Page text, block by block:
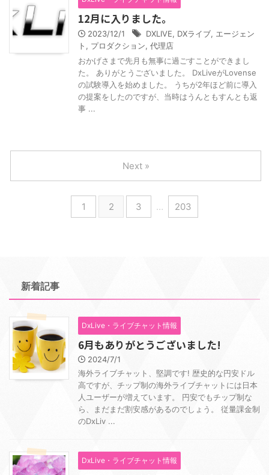
12月に入りました。
2023/12/1 DXLIVE, DXライブ, エージェン
ト , プロダクション, 代理店
おかげさまで先月も無事に過ごすことができまし
た。 ありがとうございました。 DxLiveがLovense
の試験導入を始めました。 うちが2年ほど前に導入
の提案をしたのですが、当時はうんともすんとも返
事 ...
1 2 3 … 203
Next »
新着記事
DxLive・ライブチャット情報
6月もありがとうございました!
2024/7/1
海外ライブチャット、堅調です! 歴史的な円安ドル
高ですが、チップ制の海外ライブチャットには日本
人ユーザーが増えています。 円安でもチップ制な
ら、まだまだ割安感があるのでしょう。 従量課金制
のDxLiv ...
DxLive・ライブチャット情報